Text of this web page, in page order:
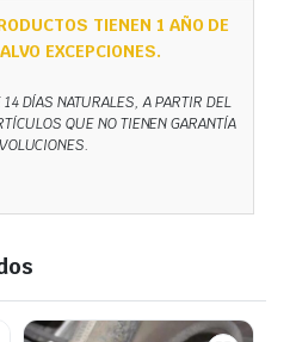
TIENEN 1 AÑO DE
EXCEPCIONES.
DÍAS NATURALES, A PARTIR DEL
QUE NO TIENEN GARANTÍA